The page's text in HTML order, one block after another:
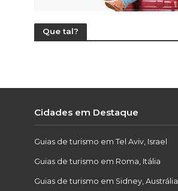
Que tal?
Cidades em Destaque
Guias de turismo em Tel Aviv, Israel
Guias de turismo em Roma, Itália
Guias de turismo em Sidney, Austrália